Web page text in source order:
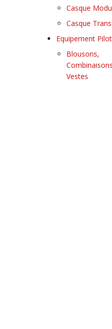
Casque
Casque
Equipement
Blousons,
Vestes